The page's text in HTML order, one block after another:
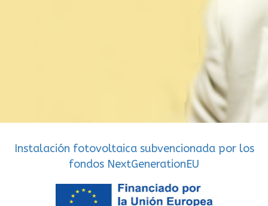
Instalación fotovoltaica subvencionada por los
fondos NextGenerationEU